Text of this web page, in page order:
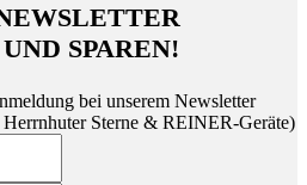
SPAREN!
bei unserem Newsletter
Herrnhuter Sterne & REINER-Geräte)